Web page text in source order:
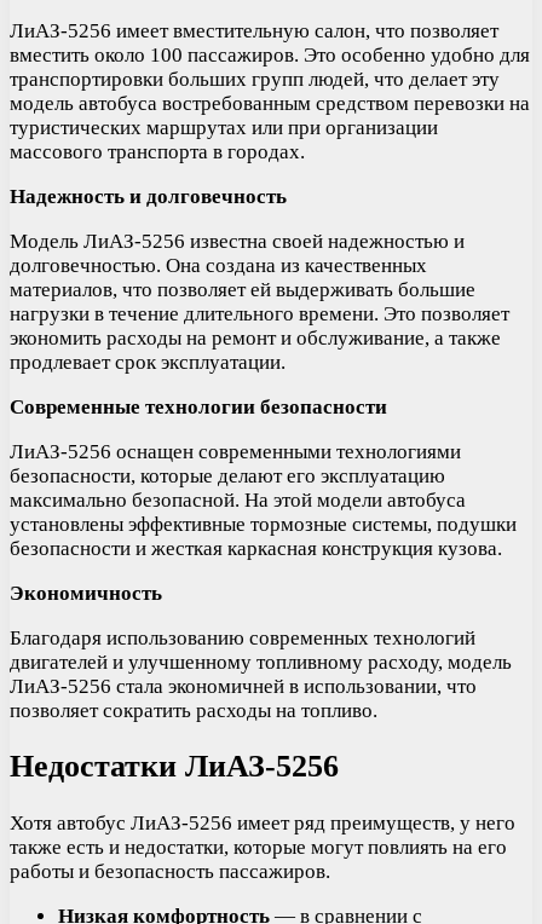
ЛиАЗ-5256 имеет вместительную салон, что позволяет
вместить около 100 пассажиров. Это особенно удобно для
транспортировки больших групп людей, что делает эту
модель автобуса востребованным средством перевозки на
туристических маршрутах или при организации
массового транспорта в городах.
Надежность и долговечность
Модель ЛиАЗ-5256 известна своей надежностью и
долговечностью. Она создана из качественных
материалов, что позволяет ей выдерживать большие
нагрузки в течение длительного времени. Это позволяет
экономить расходы на ремонт и обслуживание, а также
продлевает срок эксплуатации.
Современные технологии безопасности
ЛиАЗ-5256 оснащен современными технологиями
безопасности, которые делают его эксплуатацию
максимально безопасной. На этой модели автобуса
установлены эффективные тормозные системы, подушки
безопасности и жесткая каркасная конструкция кузова.
Экономичность
Благодаря использованию современных технологий
двигателей и улучшенному топливному расходу, модель
ЛиАЗ-5256 стала экономичней в использовании, что
позволяет сократить расходы на топливо.
Недостатки ЛиАЗ-5256
Хотя автобус ЛиАЗ-5256 имеет ряд преимуществ, у него
также есть и недостатки, которые могут повлиять на его
работы и безопасность пассажиров.
Низкая комфортность — в сравнении с